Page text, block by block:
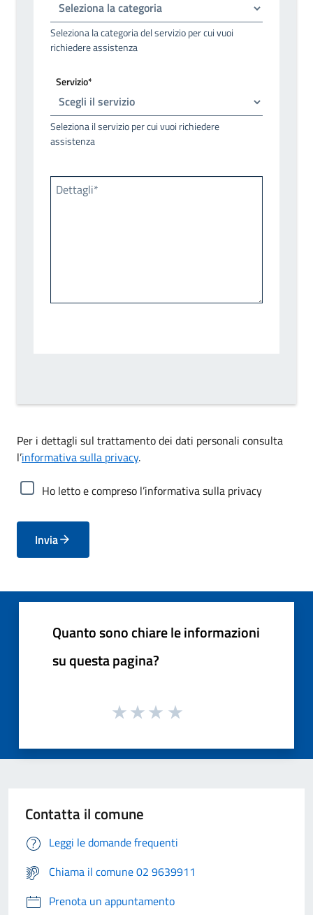
Seleziona la categoria del servizio per cui vuoi
richiedere assistenza
Servizio*
Seleziona il servizio per cui vuoi richiedere
assistenza
Dettagli*
Per i dettagli sul trattamento dei dati personali consulta
l’informativa sulla privacy.
Ho letto e compreso l’informativa sulla privacy
Invia
Quanto sono chiare le informazioni
su questa pagina?
Contatta il comune
Leggi le domande frequenti
Chiama il comune 02 9639911
Prenota un appuntamento